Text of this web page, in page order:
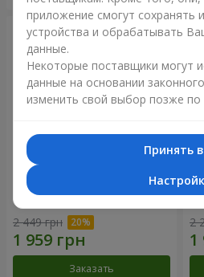
Букет "Дуэт гармонии"
2 449 грн
Заказать
2
приложение смогут
устройства и обрабатывать
данные.
Некоторые поставщики могут
данные на основании
изменить свой выбор позже по
Принять